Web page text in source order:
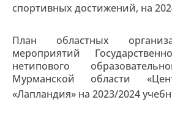
спортивных достижений, на
План областных
мероприятий
нетипового
Мурманской области
«Лапландия» на 2023/2024